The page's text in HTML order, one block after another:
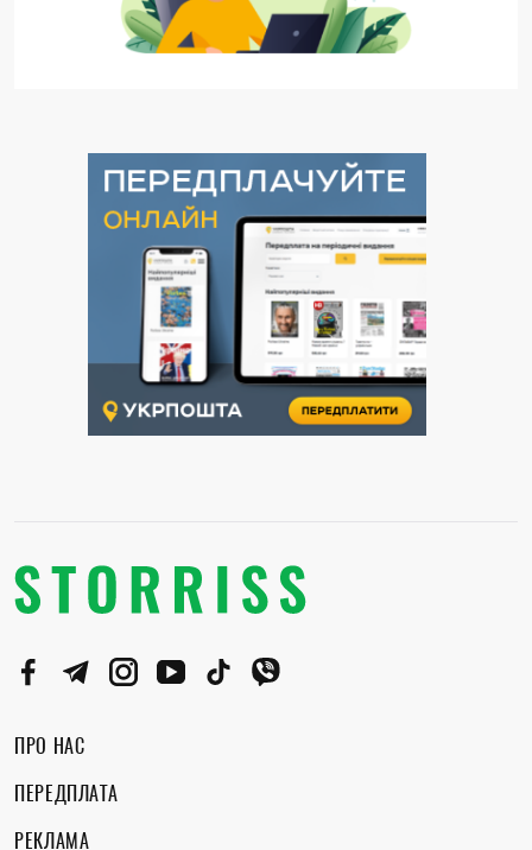
ПРО НАС
ПЕРЕДПЛАТА
РЕКЛАМА